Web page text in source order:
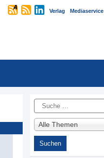
Verlag Mediaservice
Suche
Alle Themen